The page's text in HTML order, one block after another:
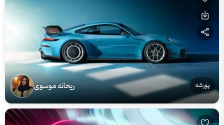
پورشه ریحانه موسوی